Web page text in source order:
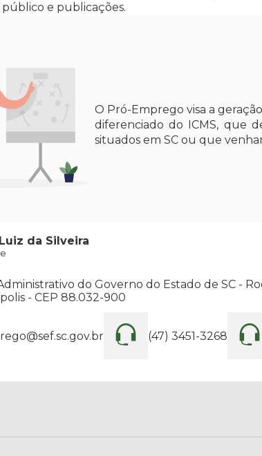
e publicações.
O Pró-Emprego visa a
diferenciado do ICMS, que
situados em SC ou que
da Silveira
do Governo do Estado de SC -
- CEP 88.032-900
(47) 3451-3268